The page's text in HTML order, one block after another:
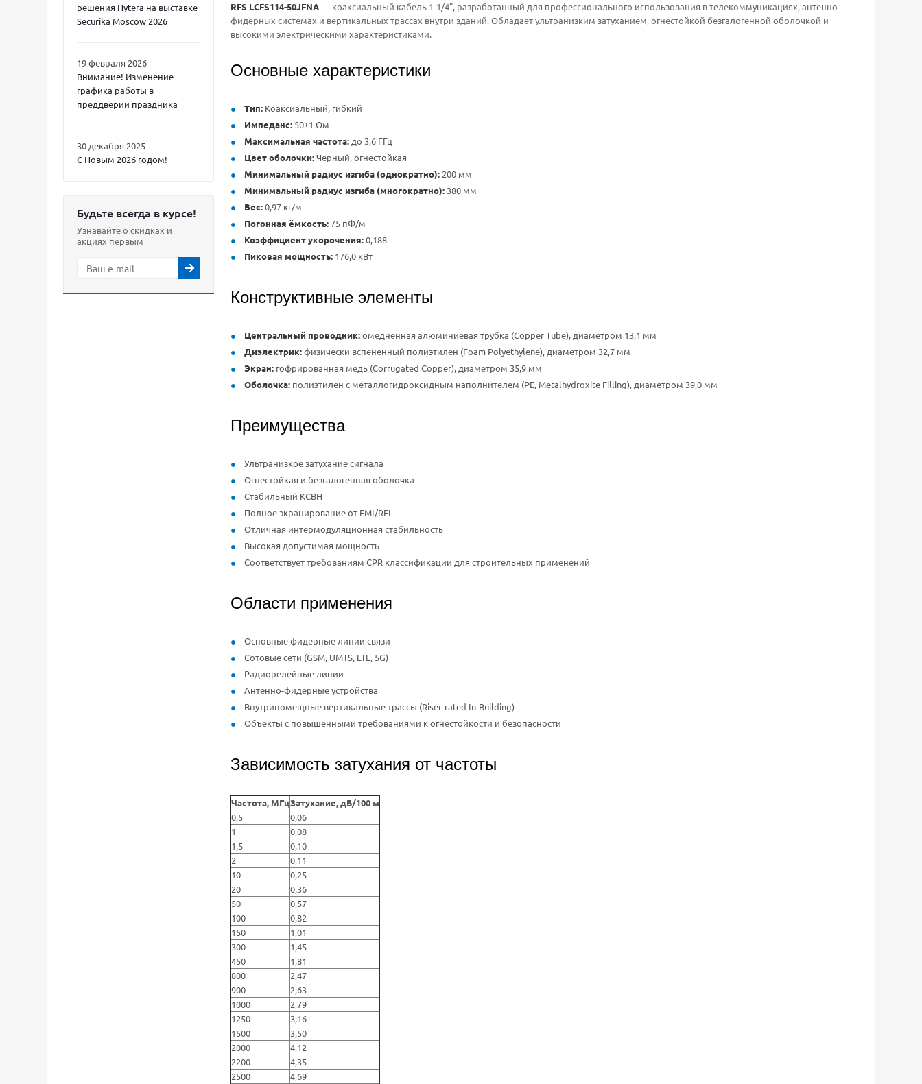
решения Hytera на выставке
Securika Moscow 2026
19 февраля 2026
Внимание! Изменение
графика работы в
преддверии праздника
30 декабря 2025
С Новым 2026 годом!
Будьте всегда в курсе!
Узнавайте о скидках и
акциях первым
RFS LCFS114-50JFNA— коаксиальный кабель 1-1/4", разработанный для профессионального использования в телекоммуникациях, антенно-
фидерных системах и вертикальных трассах внутри зданий. Обладает ультранизким затуханием, огнестойкой безгалогенной оболочкой и
высокими электрическими характеристиками.
Основные характеристики
Тип: Коаксиальный, гибкий
Импеданс: 50±1 Ом
Максимальная частота:до 3,6 ГГц
Цвет оболочки:Черный, огнестойкая
Минимальный радиус изгиба (однократно): 200 мм
Минимальный радиус изгиба (многократно): 380 мм
Вес:0,97 кг/м
Погонная ёмкость:75 пФ/м
Коэффициент укорочения:0,188
Пиковая мощность: 176,0 кВт
Конструктивные элементы
Центральный проводник:омедненная алюминиевая трубка (Copper Tube), диаметром 13,1 мм
Диэлектрик:физически вспененный полиэтилен (Foam Polyethylene), диаметром 32,7 мм
Экран: гофрированная медь (Corrugated Copper), диаметром 35,9 мм
Оболочка: полиэтилен с металлогидроксидным наполнителем (PE, Metalhydroxite Filling), диаметром 39,0 мм
Преимущества
Ультранизкое затухание сигнала
Огнестойкая и безгалогенная оболочка
Стабильный КСВН
Полное экранирование от EMI/RFI
Отличная интермодуляционная стабильность
Высокая допустимая мощность
Соответствует требованиям CPR классификации для строительных применений
Области применения
Основные фидерные линии связи
Сотовые сети (GSM, UMTS, LTE, 5G)
Радиорелейные линии
Антенно-фидерные устройства
Внутрипомещные вертикальные трассы (Riser-rated In-Building)
Объекты с повышенными требованиями к огнестойкости и безопасности
Зависимость затухания от частоты
Частота, МГцЗатухание, дБ/100 м
0,5
0,06
1
0,08
1,5
0,10
2
0,11
10
0,25
20
0,36
50
0,57
100
0,82
150
1,01
300
1,45
450
1,81
800
2,47
900
2,63
1000
2,79
1250
3,16
1500
3,50
2000
4,12
2200
4,35
2500
4,69